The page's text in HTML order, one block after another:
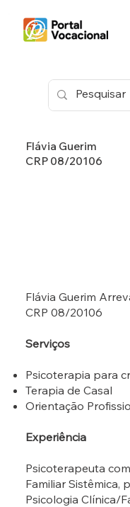
Flávia Guerim
CRP 08/20106
Flávia Guerim
CRP 08/20106
Serviços
Psicoterapia para
Terapia de Casal
Orientação
Experiência
Psicoterapeuta
Familiar Sistêmica,
Psicologia Clínica/